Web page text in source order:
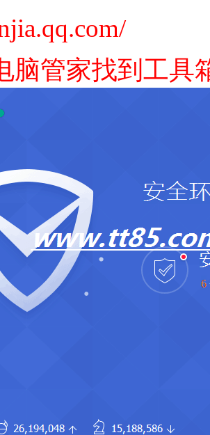
脑管家找到工